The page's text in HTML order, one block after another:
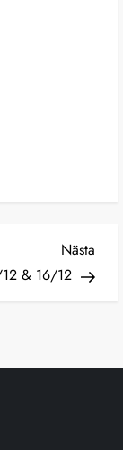
Nästa
inlägg
Nästa
12 & 16/12